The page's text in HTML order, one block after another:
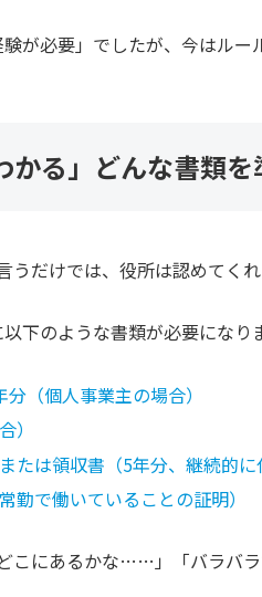
が必要」でしたが、今はル
かる」どんな書類
うだけでは、役所は認めてく
下のような書類が必要になり
分 （個人事業主の場合）
）
たは領収書（5年分、継続的に
勤で働いていることの証明）
こにあるかな……」「バラバ